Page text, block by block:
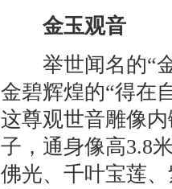
金玉观音
举世闻名的“金
金碧辉煌的“得在
这尊观世音雕像
子，通身像高3.8
佛光、千叶宝莲